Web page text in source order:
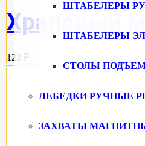
ШТАБЕЛЕРЫ
ШТАБЕЛЕРЫ
СТОЛЫ
ЛЕБЕДКИ РУЧНЫЕ
ЗАХВАТЫ
Храповый
123 ₽